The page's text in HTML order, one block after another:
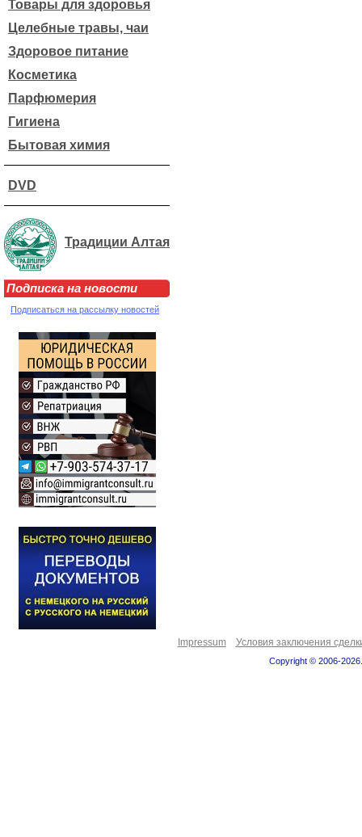
Товары для здоровья
Целебные травы, чаи
Здоровое питание
Косметика
Парфюмерия
Гигиена
Бытовая химия
DVD
Традиции Алтая
Подписка на новости
Подписаться на рассылку новостей
Impressum Условия заключения
Copyright © 2006-